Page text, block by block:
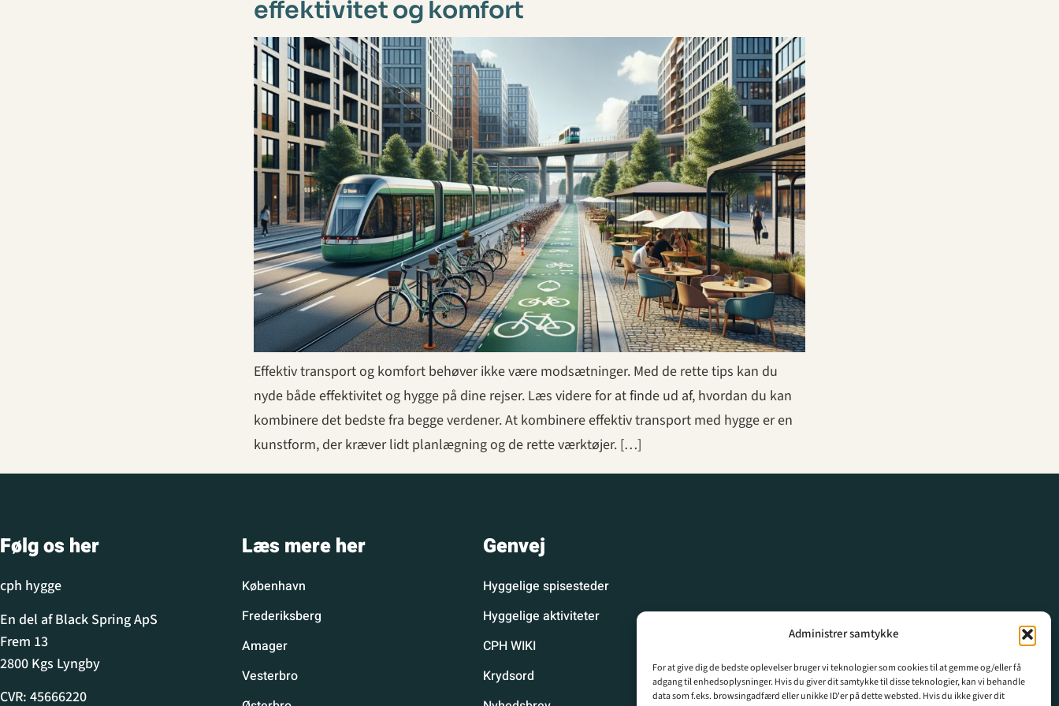
Administrer samtykke
For at give dig de bedste oplevelser bruger vi teknologier som cookies til at gemme og/eller få
adgang til enhedsoplysninger. Hvis du giver dit samtykke til disse teknologier, kan vi behandle
data som f.eks. browsingadfærd eller unikke ID'er på dette websted. Hvis du ikke giver dit
effektivitet og komfort
Effektiv transport og komfort behøver ikke være modsætninger. Med de rette tips kan du
nyde både effektivitet og hygge på dine rejser. Læs videre for at finde ud af, hvordan du kan
kombinere det bedste fra begge verdener. At kombinere effektiv transport med hygge er en
kunstform, der kræver lidt planlægning og de rette værktøjer. […]
Følg os her
cph hygge
En del af Black Spring ApS
Frem 13
2800 Kgs Lyngby
CVR: 45666220
Læs mere her
København
Frederiksberg
Amager
Vesterbro
Genvej
Hyggelige spisesteder
Hyggelige aktiviteter
CPH WIKI
Krydsord